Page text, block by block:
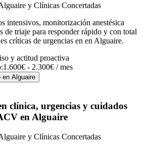
y Clínicas Concertadas
intensivos, monitorización anestésica
de triaje para responder rápido y con total
críticas de urgencias en en Alguaire.
y actitud proactiva
1.600€ - 2.300€ / mes
en Alguaire
clínica, urgencias y cuidados
en Alguaire
y Clínicas Concertadas